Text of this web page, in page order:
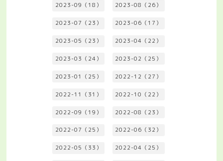
2023-09（18） 2023-08（26）
2023-07（23） 2023-06（17）
2023-05（23） 2023-04（22）
2023-03（24） 2023-02（25）
2023-01（25） 2022-12（27）
2022-11（31） 2022-10（22）
2022-09（19） 2022-08（23）
2022-07（25） 2022-06（32）
2022-05（33） 2022-04（25）